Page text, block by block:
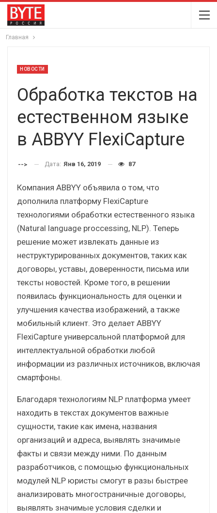
Главная
НОВОСТИ
Обработка текстов на
естественном языке
в ABBYY FlexiCapture
--> Дата: Янв 16, 2019 87
Компания ABBYY объявила о том, что
дополнила платформу FlexiCapture
технологиями обработки естественного языка
(Natural language proccessing, NLP). Теперь
решение может извлекать данные из
неструктурированных документов, таких как
договоры, уставы, доверенности, письма или
тексты новостей. Кроме того, в решении
появилась функциональность для оценки и
улучшения качества изображений, а также
мобильный клиент. Это делает ABBYY
FlexiCapture универсальной платформой для
интеллектуальной обработки любой
информации из различных источников, включая
смартфоны.
Благодаря технологиям NLP платформа умеет
находить в текстах документов важные
сущности, такие как имена, названия
организаций и адреса, выявлять значимые
факты и связи между ними. По данным
разработчиков, с помощью функциональных
модулей NLP юристы смогут в разы быстрее
анализировать многостраничные договоры,
выявлять значимые условия сделки и